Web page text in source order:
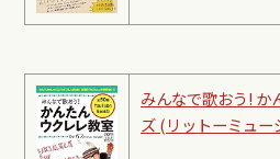
みんなで歌おう! か
ズ (リットーミュー